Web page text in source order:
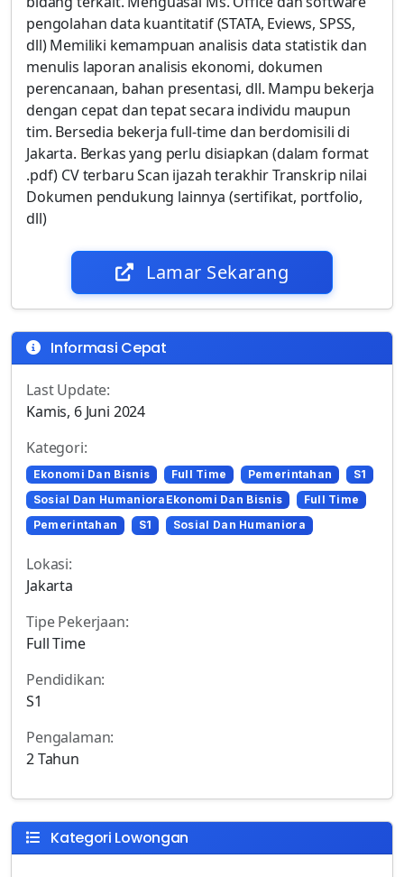
pengolahan data kuantitatif (STATA, Eviews, SPSS,
dll) Memiliki kemampuan analisis data statistik dan
menulis laporan analisis ekonomi, dokumen
perencanaan, bahan presentasi, dll. Mampu bekerja
dengan cepat dan tepat secara individu maupun
tim. Bersedia bekerja full-time dan berdomisili di
Jakarta. Berkas yang perlu disiapkan (dalam format
.pdf) CV terbaru Scan ijazah terakhir Transkrip nilai
Dokumen pendukung lainnya (sertifikat, portfolio,
dll)
Lamar Sekarang
Informasi Cepat
Last Update:
Kamis, 6 Juni 2024
Kategori:
Ekonomi Dan Bisnis Full Time Pemerintahan
S1
Sosial Dan HumanioraEkonomi Dan Bisnis
Full Time
Pemerintahan
S1 Sosial Dan Humaniora
Lokasi:
Jakarta
Tipe Pekerjaan:
Full Time
Pendidikan:
S1
Pengalaman:
2 Tahun
Kategori Lowongan